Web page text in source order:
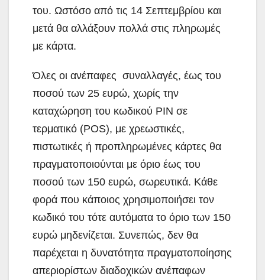
του. Ωστόσο από τις 14 Σεπτεμβρίου και
μετά θα αλλάξουν πολλά στις πληρωμές
με κάρτα.
Όλες οι ανέπαφες συναλλαγές, έως του
ποσού των 25 ευρώ, χωρίς την
καταχώρηση του κωδικού PIN σε
τερματικό (POS), με χρεωστικές,
πιστωτικές ή προπληρωμένες κάρτες θα
πραγματοποιούνται με όριο έως του
ποσού των 150 ευρώ, σωρευτικά. Κάθε
φορά που κάποιος χρησιμοποιήσει τον
κωδικό του τότε αυτόματα το όριο των 150
ευρώ μηδενίζεται. Συνεπώς, δεν θα
παρέχεται η δυνατότητα πραγματοποίησης
απεριορίστων διαδοχικών ανέπαφων